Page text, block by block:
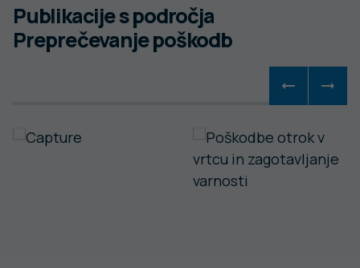
Publikacije s področja
Preprečevanje poškodb